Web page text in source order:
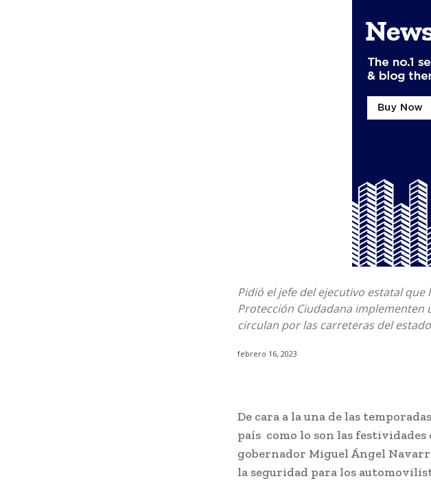
Pidió el jefe del ejecutivo estatal
Protección Ciudadana
circulan por las carreteras del estado
febrero 16, 2023
De cara a la una de las
país como lo son las festividades
gobernador Miguel Ángel
la seguridad para los